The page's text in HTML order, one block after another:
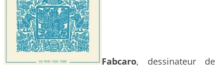
Fabcaro, dessinateur de